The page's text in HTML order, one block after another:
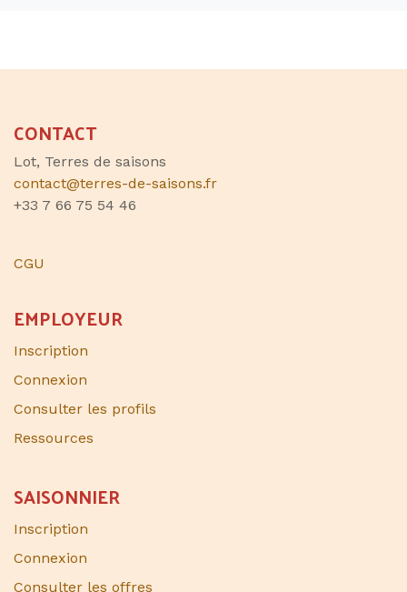
CONTACT
Lot, Terres de saisons
contact@terres-de-saisons.fr
+33 7 66 75 54 46
CGU
EMPLOYEUR
Inscription
Connexion
Consulter les profils
Ressources
SAISONNIER​
Inscription
Connexion
Consulter les offres